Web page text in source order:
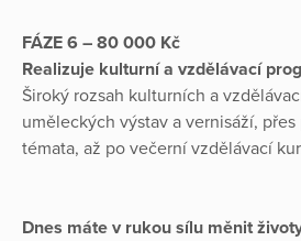
FÁZE 6 – 80 000 Kč
Realizuje kulturní a vzdělávací
Široký rozsah kulturních a
uměleckých výstav a vernisáží,
témata, až po večerní vzdělávací
Dnes máte v rukou sílu měnit